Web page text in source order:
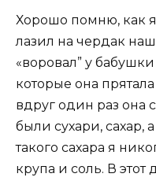
Хорошо помню, как я
лазил на чердак
«воровал” у
которые она
вдруг один раз она
были сухари, сахар,
такого сахара я
крупа и соль. В